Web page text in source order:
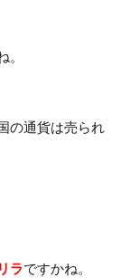
の通貨は売られ
ラですかね。